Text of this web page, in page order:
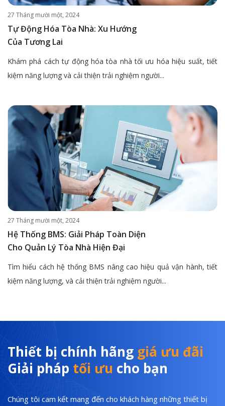
27 Tháng mười một, 2024
Tự Động Hóa Tòa Nhà: Xu Hướng
Của Tương Lai
Khám phá cách tự động hóa tòa nhà tối ưu hóa hiệu suất, tiết
kiệm năng lượng và cải thiện trải nghiệm người...
27 Tháng mười một, 2024
Hệ Thống BMS: Giải Pháp Toàn Diện
Cho Quản Lý Tòa Nhà Hiện Đại
Tìm hiểu cách hệ thống BMS nâng cao hiệu quả vận hành, tiết
kiệm năng lượng, và cải thiện trải nghiệm người...
Thiết bị chính hãng giá ưu đãi
Giải pháp tối ưu cho bạn
Chúng tôi cam kết mang đến cho khách hàng những thiết bị